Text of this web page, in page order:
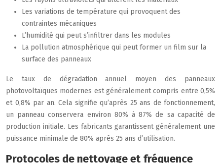
Les variations de température qui provoquent des
contraintes mécaniques
L’humidité qui peut s’infiltrer dans les modules
La pollution atmosphérique qui peut former un film sur la
surface des panneaux
Le taux de dégradation annuel moyen des panneaux
photovoltaïques modernes est généralement compris entre 0,5%
et 0,8% par an. Cela signifie qu’après 25 ans de fonctionnement,
un panneau conservera environ 80% à 87% de sa capacité de
production initiale. Les fabricants garantissent généralement une
puissance minimale de 80% après 25 ans d’utilisation.
Protocoles de nettoyage et fréquence